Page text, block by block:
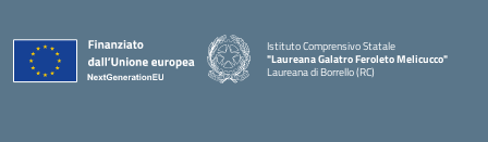
Istituto Comprensivo Statale
"Laureana Galatro Feroleto Melicucco"
Laureana di Borrello (RC)